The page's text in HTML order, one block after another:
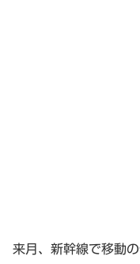
来月、新幹線で移動の